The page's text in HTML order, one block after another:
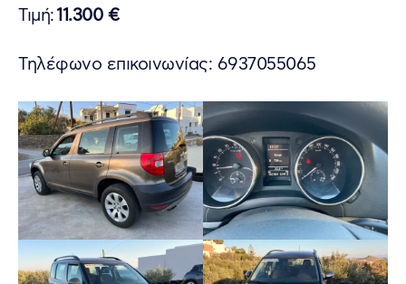
Τιμή:11.300 €
Τηλέφωνο επικοινωνίας: 6937055065